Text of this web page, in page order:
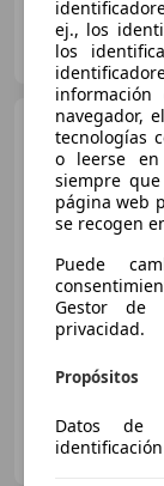
FLEXICAR BCN.
ES-08205 Sabadell
11/2019
AUTOMARKET
ES-48215 IURRETA
ej., los
los
navegador,
tecnologías
o leerse
siempre
página web
se recogen
Puede
Gestor de
privacidad.
Propósitos
Datos de